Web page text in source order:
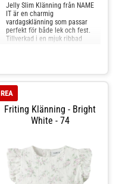
Jelly Slim Klänning från NAME
IT är en charmig
vardagsklänning som passar
perfekt för både lek och fest.
Tillverkad i en mjuk ribbad
rynkad kjol som ger extra vidd
och
Friting Klänning - Bright
White - 74
REA